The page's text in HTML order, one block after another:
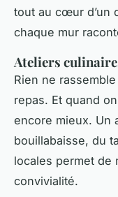
tout au cœur d’un
chaque mur
Ateliers
Rien ne
repas. Et quand
encore mieux. Un
bouillabaisse, du
locales permet de
convivialité.